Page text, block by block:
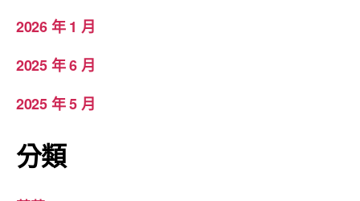
2026 年 1 月
2025 年 6 月
2025 年 5 月
分類